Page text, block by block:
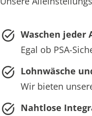
Waschen jeder
Egal ob PSA-
Lohnwäsche
Wir bieten
Nahtlose